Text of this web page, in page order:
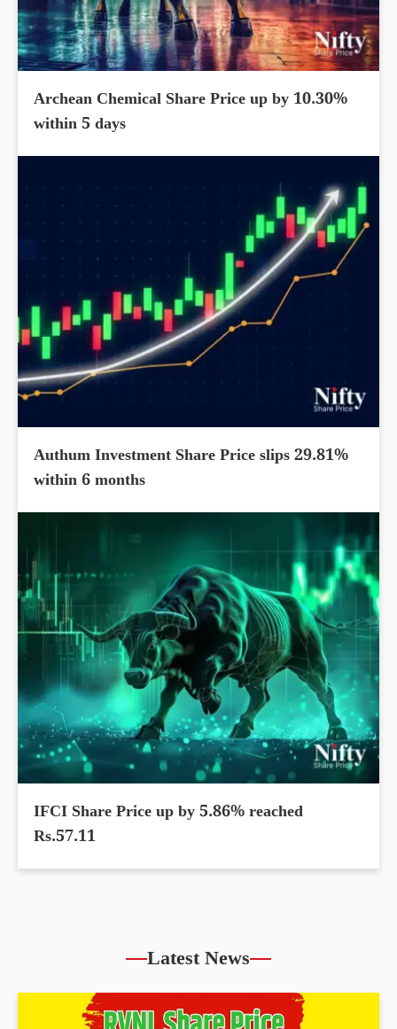
Archean Chemical Share Price up by 10.30%
within 5 days
Authum Investment Share Price slips 29.81%
within 6 months
IFCI Share Price up by 5.86% reached
Rs.57.11
Latest News